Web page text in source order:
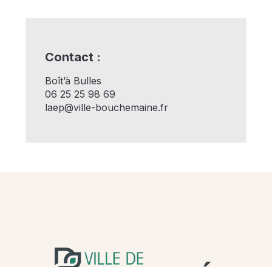
Contact :
Boît’à Bulles
06 25 25 98 69
laep@ville-bouchemaine.fr